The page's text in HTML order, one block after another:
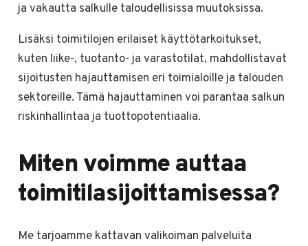
ja vakautta salkulle taloudellisissa muutoksissa.
Lisäksi toimitilojen erilaiset käyttötarkoitukset,
kuten liike-, tuotanto- ja varastotilat, mahdollistavat
sijoitusten hajauttamisen eri toimialoille ja talouden
sektoreille. Tämä hajauttaminen voi parantaa salkun
riskinhallintaa ja tuottopotentiaalia.
Miten voimme auttaa
toimitilasijoittamisessa?
Me tarjoamme kattavan valikoiman palveluita